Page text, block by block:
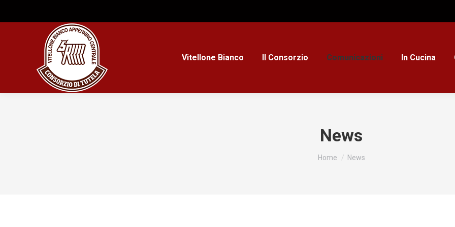
Vitellone Bianco Il Consorzio Comunicazioni In Cucina
News
Tu sei qui:
Home News